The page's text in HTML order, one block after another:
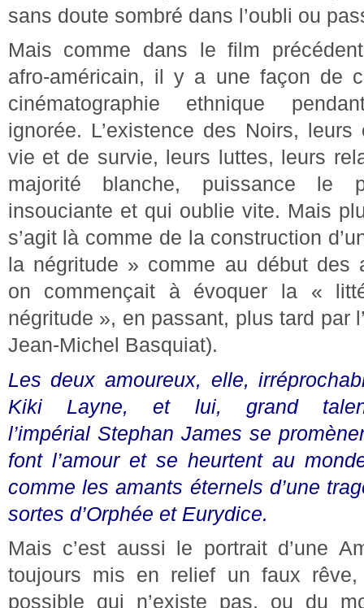
sans doute sombré dans l’oubli ou
Mais comme dans le film
afro-américain, il y a une façon de
cinématographie ethnique
ignorée. L’existence des Noirs, leurs
vie et de survie, leurs luttes, leurs
majorité blanche, puissance le
insouciante et qui oublie vite. Mais
s’agit là comme de la construction
la négritude » comme au début des
on commençait à évoquer la «
négritude », en passant, plus tard par
Jean-Michel Basquiat).
Les deux amoureux, elle,
Kiki Layne, et lui, grand
l’impérial Stephan James se
font l’amour et se heurtent au
comme les amants éternels d’une
sortes d’Orphée et Eurydice.
Mais c’est aussi le portrait d’une
toujours mis en relief un faux rêve,
possible qui n’existe pas, ou du